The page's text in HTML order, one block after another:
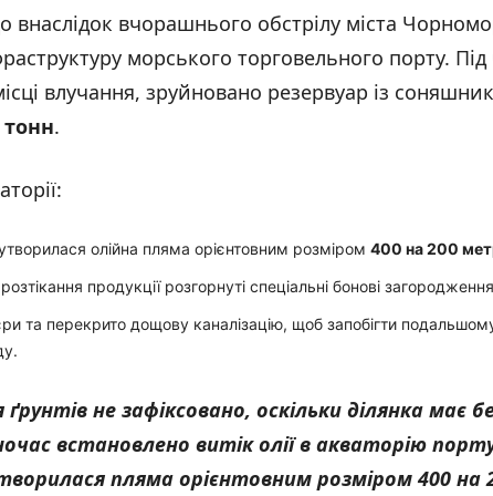
внаслідок вчорашнього обстрілу міста
морського торговельного порту.
влучання, зруйновано резервуар із
.
олійна пляма орієнтовним розміром 400 на 200
продукції розгорнуті спеціальні бонові
та перекрито дощову каналізацію, щоб запобігти
не зафіксовано, оскільки ділянка має
встановлено витік олії в акваторію
пляма орієнтовним розміром 400 на